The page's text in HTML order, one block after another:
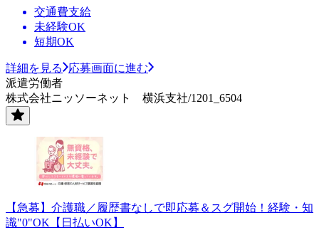
交通費支給
未経験OK
短期OK
詳細を見る
応募画面に進む
派遣労働者
株式会社ニッソーネット 横浜支社/1201_6504
【急募】介護職／履歴書なしで即応募＆スグ開始！経験・知
識"0"OK【日払いOK】